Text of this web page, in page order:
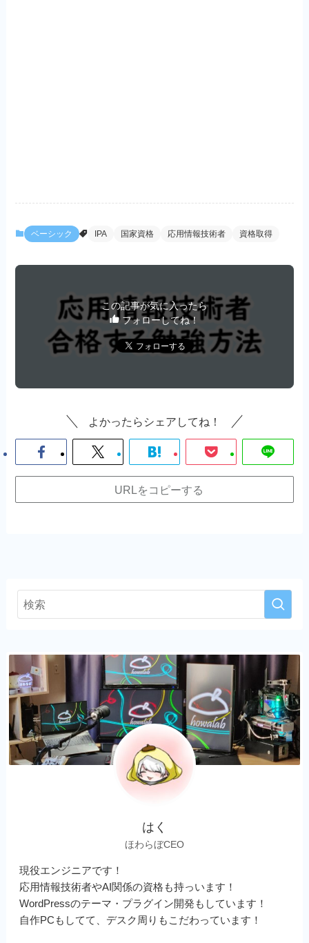
ベーシック IPA 国家資格 応用情報技術者 資格取得
この記事が気に入ったら
フォローしてね！
よかったらシェアしてね！
URLをコピーする
はく
ほわらぼCEO
現役エンジニアです！
応用情報技術者やAI関係の資格も持っいます！
WordPressのテーマ・プラグイン開発もしています！
自作PCもしてて、デスク周りもこだわっています！